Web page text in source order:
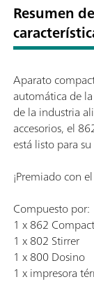
Resumen de
Aparato
automática de
de la industria
accesorios, el
está listo para
¡Premiado con
Compuesto por:
1 x 862
1 x 802 Stirrer
1 x 800 Dosino
1 x impresora